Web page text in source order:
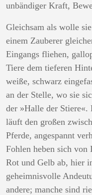
unbändiger Kraft,
Gleichsam als wolle
einem Zauberer
Eingangs fliehen,
Tiere dem tieferen
weiße, schwarz
an der Stelle, wo sie
der »Halle der Stiere«.
läuft den großen
Pferde, angespannt
Fohlen heben sich von
Rot und Gelb ab, hier
geheimnisvolle
andere; manche sind